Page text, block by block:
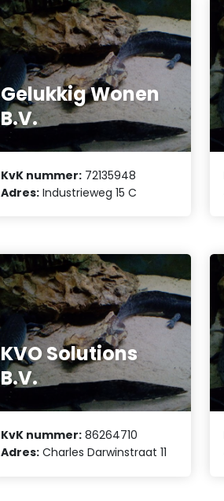
Gelukkig Wonen
B.V.
KvK nummer: 72135948
Adres: Industrieweg 15 C
KVO Solutions
B.V.
KvK nummer: 86264710
Adres: Charles Darwinstraat 11